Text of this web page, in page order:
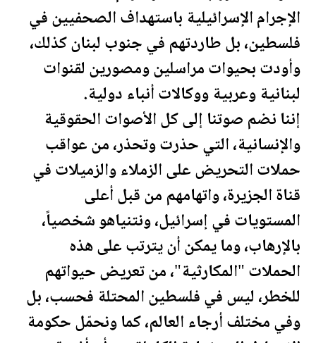
الإجرام الإسرائيلية باستهداف الصحفيين في
فلسطين، بل طاردتهم في جنوب لبنان كذلك،
وأودت بحيوات مراسلين ومصورين لقنوات
لبنانية وعربية ووكالات أنباء دولية.
إننا نضم صوتنا إلى كل الأصوات الحقوقية
والإنسانية، التي حذرت وتحذر، من عواقب
حملات التحريض على الزملاء والزميلات في
قناة الجزيرة، واتهامهم من قبل أعلى
المستويات في إسرائيل، ونتنياهو شخصياً،
بالإرهاب، وما يمكن أن يترتب على هذه
الحملات "المكارثية"، من تعريض حيواتهم
للخطر، ليس فيفلسطينالمحتلة فحسب، بل
وفي مختلف أرجاء العالم، كما ونحمّل حكومة